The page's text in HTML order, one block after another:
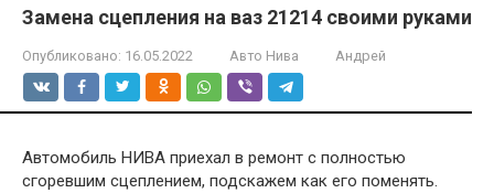
Замена сцепления на ваз 21214 своими руками
Опубликовано: 16.05.2022 Авто Нива Андрей
Автомобиль НИВА приехал в ремонт с полностью
сгоревшим сцеплением, подскажем как его поменять.